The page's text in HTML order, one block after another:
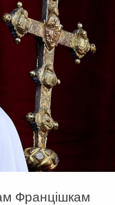
Францішкам